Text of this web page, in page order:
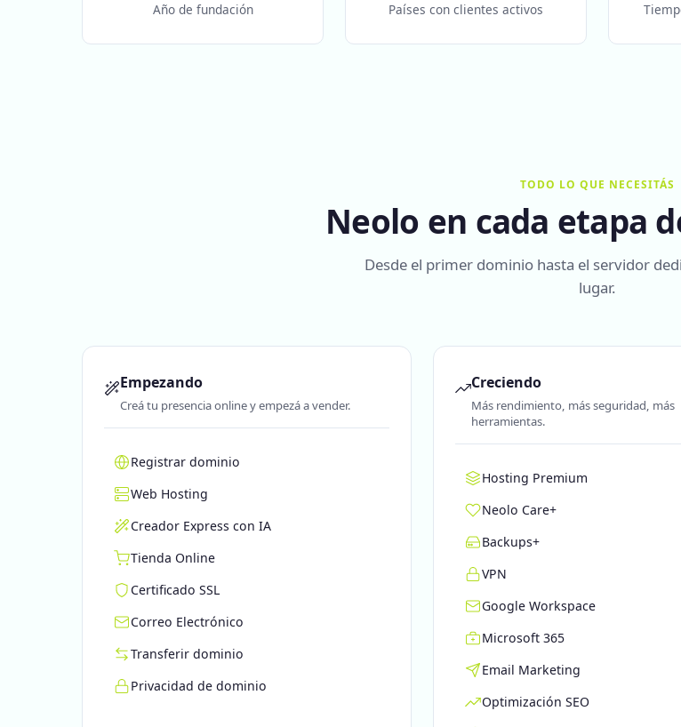
Año de fundación Países con clientes activos
TODO LO QUE NECESITÁS
Neolo en cada etapa
Desde el primer dominio hasta el servidor
lugar.
Empezando
Creá tu presencia online y empezá a vender.
Registrar dominio
Web Hosting
Creador Express con IA
Tienda Online
Certificado SSL
Correo Electrónico
Transferir dominio
Privacidad de dominio
Creciendo
Más rendimiento, más seguridad, más
herramientas.
Hosting Premium
Neolo Care+
Backups+
VPN
Google Workspace
Microsoft 365
Email Marketing
Optimización SEO